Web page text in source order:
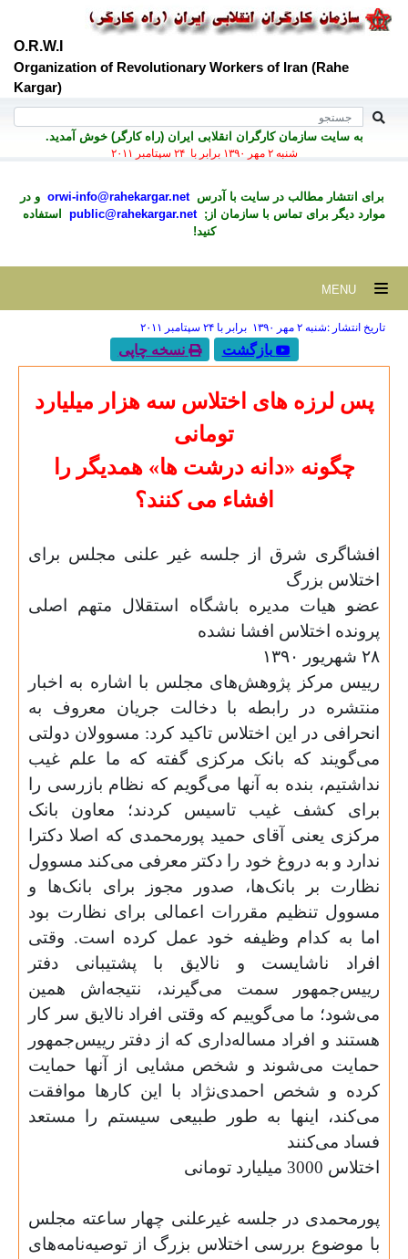
O.R.W.I
Organization of Revolutionary Workers of Iran (Rahe
Kargar)
به سايت سازمان کارگران انقلابی ايران (راه کارگر) خوش آمديد.
شنبه ۲ مهر ۱۳۹۰ برابر با ۲۴ سپتامبر ۲۰۱۱
برای انتشار مطالب در سايت با آدرسorwi-info@rahekargar.net و در
موارد ديگر برای تماس با سازمان از;public@rahekargar.net
استفاده
کنید!
تاریخ انتشار :شنبه ۲ مهر ۱۳۹۰ برابر با ۲۴ سپتامبر ۲۰۱۱
بازگشت نسخه چاپی
پس لرزه های اختلاس سه هزار میلیارد
تومانی
چگونه «دانه درشت ها» همدیگر را
افشاء می کنند؟
افشاگری شرق از جلسه غیر علنی مجلس برای
اختلاس بزرگ
عضو هیات مدیره باشگاه استقلال متهم اصلی
پرونده اختلاس افشا نشده
۲۸ شهریور ۱۳۹۰
رییس مرکز پژوهش‌های مجلس با اشاره به اخبار
منتشره در رابطه با دخالت جریان معروف به
انحرافی در این اختلاس تاکید کرد: مسوولان دولتی
می‌گویند که بانک مرکزی گفته که ما علم غیب
نداشتیم، بنده به آنها می‌گویم که نظام بازرسی را
برای کشف غیب تاسیس کردند؛ معاون بانک
مرکزی یعنی آقای حمید پورمحمدی که اصلا دکترا
ندارد و به دروغ خود را دکتر معرفی می‌کند مسوول
نظارت بر بانک‌ها، صدور مجوز برای بانک‌ها و
مسوول تنظیم مقررات اعمالی برای نظارت بود
اما به کدام وظیفه خود عمل کرده است. وقتی
افراد ناشایست و نالایق با پشتیبانی دفتر
رییس‌جمهور سمت می‌گیرند، نتیجه‌اش همین
می‌شود؛ ما می‌گوییم که وقتی افراد نالایق سر کار
هستند و افراد مساله‌داری که از دفتر رییس‌جمهور
حمایت می‌شوند و شخص مشایی از آنها حمایت
کرده و شخص احمدی‌نژاد با این کارها موافقت
می‌کند، اینها به طور طبیعی سیستم را مستعد
فساد می‌کنند
اختلاس 3000 میلیارد تومانی
پورمحمدی در جلسه غیرعلنی چهار ساعته مجلس
با موضوع بررسی اختلاس بزرگ از توصیه‌نامه‌های